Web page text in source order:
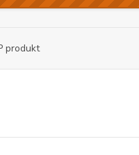
produkt